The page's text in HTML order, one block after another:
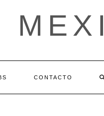
CONTACTO